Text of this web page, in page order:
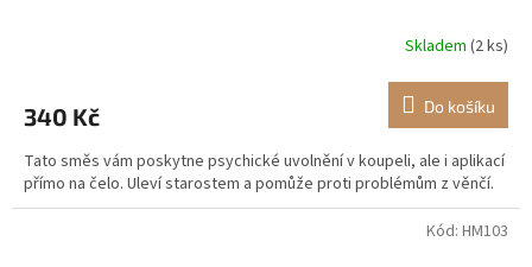
Skladem (2 ks)
340 Kč Do košíku
Tato směs vám poskytne psychické uvolnění v koupeli, ale i aplikací
přímo na čelo. Uleví starostem a pomůže proti problémům z věnčí.
Kód: HM103